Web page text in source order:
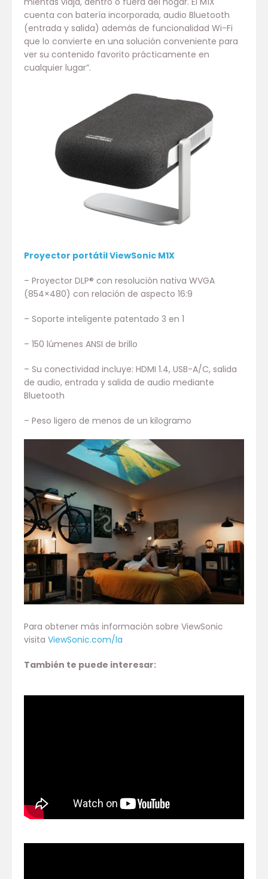
cuenta con batería incorporada, audio Bluetooth
(entrada y salida) además de funcionalidad Wi-Fi
que lo convierte en una solución conveniente para
ver su contenido favorito prácticamente en
cualquier lugar”.
Proyector portátil ViewSonic M1X
– Proyector DLP® con resolución nativa WVGA
(854×480) con relación de aspecto 16:9
– Soporte inteligente patentado 3 en 1
– 150 lúmenes ANSI de brillo
– Su conectividad incluye: HDMI 1.4, USB-A/C, salida
de audio, entrada y salida de audio mediante
Bluetooth
– Peso ligero de menos de un kilogramo
Para obtener más información sobre ViewSonic
visita ViewSonic.com/la
También te puede interesar: